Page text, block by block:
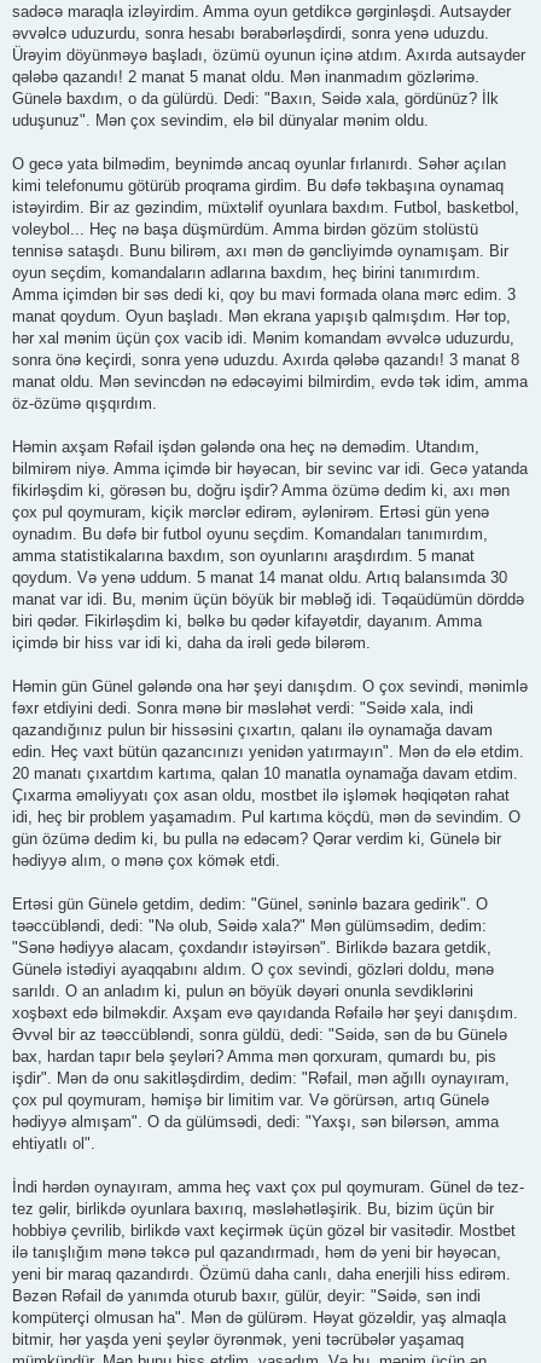
sadəcə maraqla izləyirdim. Amma oyun getdikcə gərginləşdi. Autsayder
əvvəlcə uduzurdu, sonra hesabı bərabərləşdirdi, sonra yenə uduzdu.
Ürəyim döyünməyə başladı, özümü oyunun içinə atdım. Axırda autsayder
qələbə qazandı! 2 manat 5 manat oldu. Mən inanmadım gözlərimə.
Günelə baxdım, o da gülürdü. Dedi: "Baxın, Səidə xala, gördünüz? İlk
uduşunuz". Mən çox sevindim, elə bil dünyalar mənim oldu.
O gecə yata bilmədim, beynimdə ancaq oyunlar fırlanırdı. Səhər açılan
kimi telefonumu götürüb proqrama girdim. Bu dəfə təkbaşına oynamaq
istəyirdim. Bir az gəzindim, müxtəlif oyunlara baxdım. Futbol, basketbol,
voleybol... Heç nə başa düşmürdüm. Amma birdən gözüm stolüstü
tennisə sataşdı. Bunu bilirəm, axı mən də gəncliyimdə oynamışam. Bir
oyun seçdim, komandaların adlarına baxdım, heç birini tanımırdım.
Amma içimdən bir səs dedi ki, qoy bu mavi formada olana mərc edim. 3
manat qoydum. Oyun başladı. Mən ekrana yapışıb qalmışdım. Hər top,
hər xal mənim üçün çox vacib idi. Mənim komandam əvvəlcə uduzurdu,
sonra önə keçirdi, sonra yenə uduzdu. Axırda qələbə qazandı! 3 manat 8
manat oldu. Mən sevincdən nə edəcəyimi bilmirdim, evdə tək idim, amma
öz-özümə qışqırdım.
Həmin axşam Rəfail işdən gələndə ona heç nə demədim. Utandım,
bilmirəm niyə. Amma içimdə bir həyəcan, bir sevinc var idi. Gecə yatanda
fikirləşdim ki, görəsən bu, doğru işdir? Amma özümə dedim ki, axı mən
çox pul qoymuram, kiçik mərclər edirəm, əylənirəm. Ertəsi gün yenə
oynadım. Bu dəfə bir futbol oyunu seçdim. Komandaları tanımırdım,
amma statistikalarına baxdım, son oyunlarını araşdırdım. 5 manat
qoydum. Və yenə uddum. 5 manat 14 manat oldu. Artıq balansımda 30
manat var idi. Bu, mənim üçün böyük bir məbləğ idi. Təqaüdümün dörddə
biri qədər. Fikirləşdim ki, bəlkə bu qədər kifayətdir, dayanım. Amma
içimdə bir hiss var idi ki, daha da irəli gedə bilərəm.
Həmin gün Günel gələndə ona hər şeyi danışdım. O çox sevindi, mənimlə
fəxr etdiyini dedi. Sonra mənə bir məsləhət verdi: "Səidə xala, indi
qazandığınız pulun bir hissəsini çıxartın, qalanı ilə oynamağa davam
edin. Heç vaxt bütün qazancınızı yenidən yatırmayın". Mən də elə etdim.
20 manatı çıxartdım kartıma, qalan 10 manatla oynamağa davam etdim.
Çıxarma əməliyyatı çox asan oldu, mostbet ilə işləmək həqiqətən rahat
idi, heç bir problem yaşamadım. Pul kartıma köçdü, mən də sevindim. O
gün özümə dedim ki, bu pulla nə edəcəm? Qərar verdim ki, Günelə bir
hədiyyə alım, o mənə çox kömək etdi.
Ertəsi gün Günelə getdim, dedim: "Günel, səninlə bazara gedirik". O
təəccübləndi, dedi: "Nə olub, Səidə xala?" Mən gülümsədim, dedim:
"Sənə hədiyyə alacam, çoxdandır istəyirsən". Birlikdə bazara getdik,
Günelə istədiyi ayaqqabını aldım. O çox sevindi, gözləri doldu, mənə
sarıldı. O an anladım ki, pulun ən böyük dəyəri onunla sevdiklərini
xoşbəxt edə bilməkdir. Axşam evə qayıdanda Rəfailə hər şeyi danışdım.
Əvvəl bir az təəccübləndi, sonra güldü, dedi: "Səidə, sən də bu Günelə
bax, hardan tapır belə şeyləri? Amma mən qorxuram, qumardı bu, pis
işdir". Mən də onu sakitləşdirdim, dedim: "Rəfail, mən ağıllı oynayıram,
çox pul qoymuram, həmişə bir limitim var. Və görürsən, artıq Günelə
hədiyyə almışam". O da gülümsədi, dedi: "Yaxşı, sən bilərsən, amma
ehtiyatlı ol".
İndi hərdən oynayıram, amma heç vaxt çox pul qoymuram. Günel də tez-
tez gəlir, birlikdə oyunlara baxırıq, məsləhətləşirik. Bu, bizim üçün bir
hobbiyə çevrilib, birlikdə vaxt keçirmək üçün gözəl bir vasitədir. Mostbet
ilə tanışlığım mənə təkcə pul qazandırmadı, həm də yeni bir həyəcan,
yeni bir maraq qazandırdı. Özümü daha canlı, daha enerjili hiss edirəm.
Bəzən Rəfail də yanımda oturub baxır, gülür, deyir: "Səidə, sən indi
kompüterçi olmusan ha". Mən də gülürəm. Həyat gözəldir, yaş almaqla
bitmir, hər yaşda yeni şeylər öyrənmək, yeni təcrübələr yaşamaq